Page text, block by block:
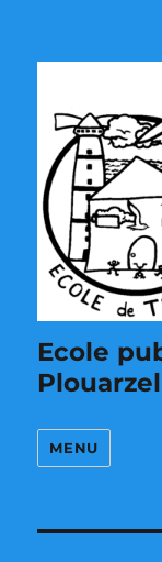
Ecole
Plouarzel
MENU